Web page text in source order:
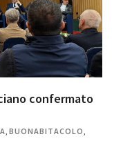
confermato
, BUONABITACOLO,